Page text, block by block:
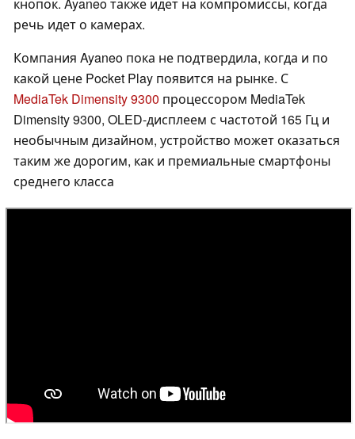
кнопок. Ayaneo также идет на компромиссы, когда
речь идет о камерах.
Компания Ayaneo пока не подтвердила, когда и по
какой цене Pocket Play появится на рынке. С
MediaTek Dimensity 9300 процессором MediaTek
Dimensity 9300, OLED-дисплеем с частотой 165 Гц и
необычным дизайном, устройство может оказаться
таким же дорогим, как и премиальные смартфоны
среднего класса